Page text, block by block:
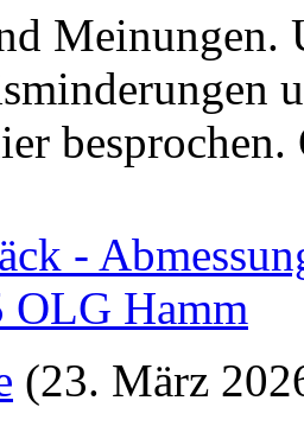
Meinungen.
-
Hamm
(23. März